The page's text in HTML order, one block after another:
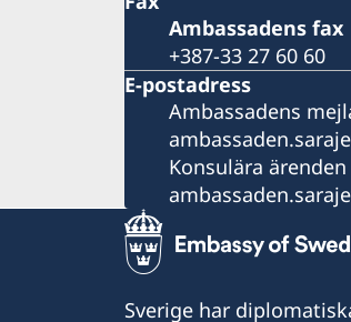
Ambassadens fax
+387-33 27 60 60
E-postadress
Ambassadens
Konsulära ärenden
Sverige har